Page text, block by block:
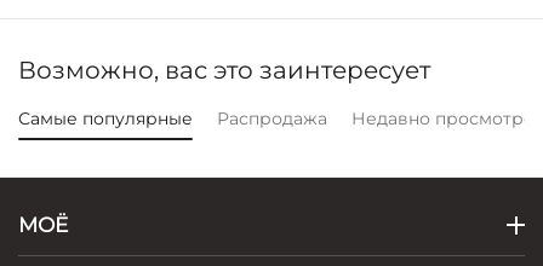
Возможно, вас это заинтересует
Самые популярные Распродажа Недавно
МОЁ